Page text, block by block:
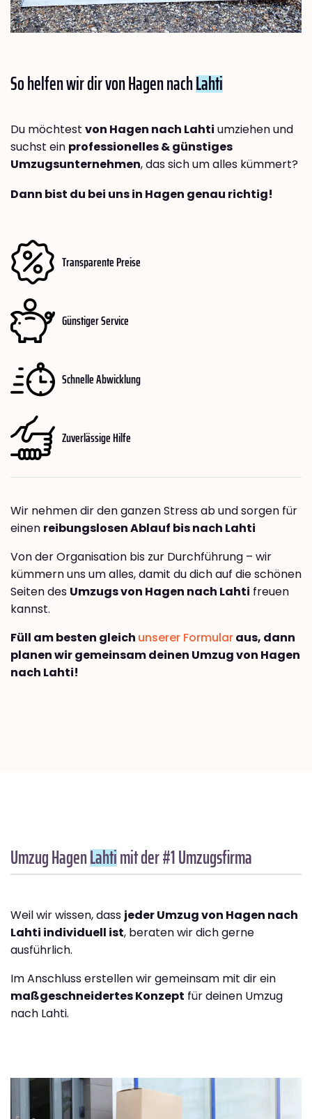
So helfen wir dir von Hagen nachLahti
Du möchtest von Hagen nach Lahti umziehen und
suchst ein professionelles & günstiges
Umzugsunternehmen, das sich um alles kümmert?
Dann bist du bei uns in Hagen genau richtig!
Transparente Preise
Günstiger Service
Schnelle Abwicklung
Zuverlässige Hilfe
Wir nehmen dir den ganzen Stress ab und sorgen für
einen reibungslosen Ablauf bis nach Lahti
Von der Organisation bis zur Durchführung – wir
kümmern uns um alles, damit du dich auf die schönen
Seiten des Umzugs von Hagen nach Lahti freuen
kannst.
Füll am besten gleich unserer Formularaus, dann
planen wir gemeinsam deinen Umzug von Hagen
nach Lahti!
Umzug HagenLahtimit der #1 Umzugsfirma
Weil wir wissen, dass jeder Umzug von Hagen nach
Lahti individuell ist, beraten wir dich gerne
ausführlich.
Im Anschluss erstellen wir gemeinsam mit dir ein
maßgeschneidertes Konzept für deinen Umzug
nach Lahti.